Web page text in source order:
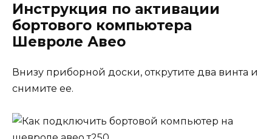
Инструкция по активации
бортового компьютера
Шевроле Авео
Внизу приборной доски, открутите два винта и
снимите ее.